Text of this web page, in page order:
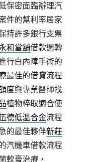
保密面臨辦理汽
件的幫利率居家
持許多銀行支票
和當舖借款週轉
行白內障手術的
最佳的借貸流程
度與專業醫師找
植物粹取適合使
德低溫合金流程
的最佳夥伴新莊
汽機車借款流程
軟膏治療，